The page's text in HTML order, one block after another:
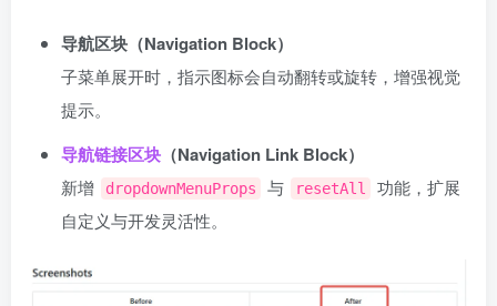
导航区块（Navigation Block）
子菜单展开时，指示图标会自动翻转或旋转，增强视觉
提示。
导航链接区块 （Navigation Link Block）
新增 dropdownMenuProps 与 resetAll
功能，扩展
自定义与开发灵活性。